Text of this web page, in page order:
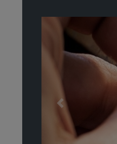
Previous